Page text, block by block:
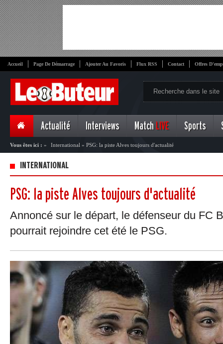
Accueil Page De Démarrage Ajouter Au Favoris Flux RSS Contact Offres
Actualité Interviews Match LIVE Sports
Vous êtes ici : » International » PSG: la piste Alves toujours d'actualité
INTERNATIONAL
PSG: la piste Alves toujours d'actualité
Annoncé sur le départ, le défenseur du FC
pourrait rejoindre cet été le PSG.